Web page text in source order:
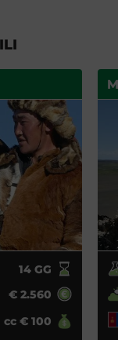
14 GG
€ 2.560
cc€ 100